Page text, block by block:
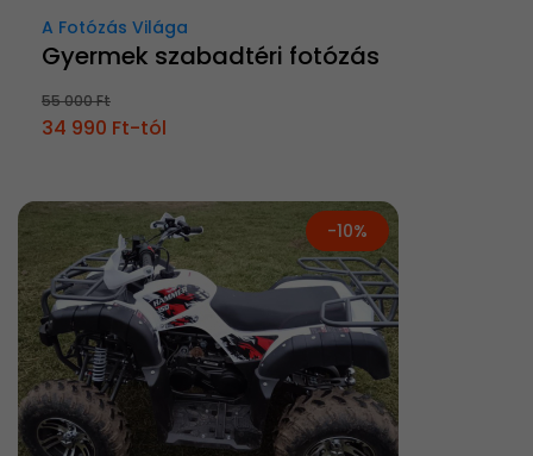
A Fotózás Világa
Gyermek szabadtéri fotózás
55 000 Ft
34 990 Ft-tól
-10%